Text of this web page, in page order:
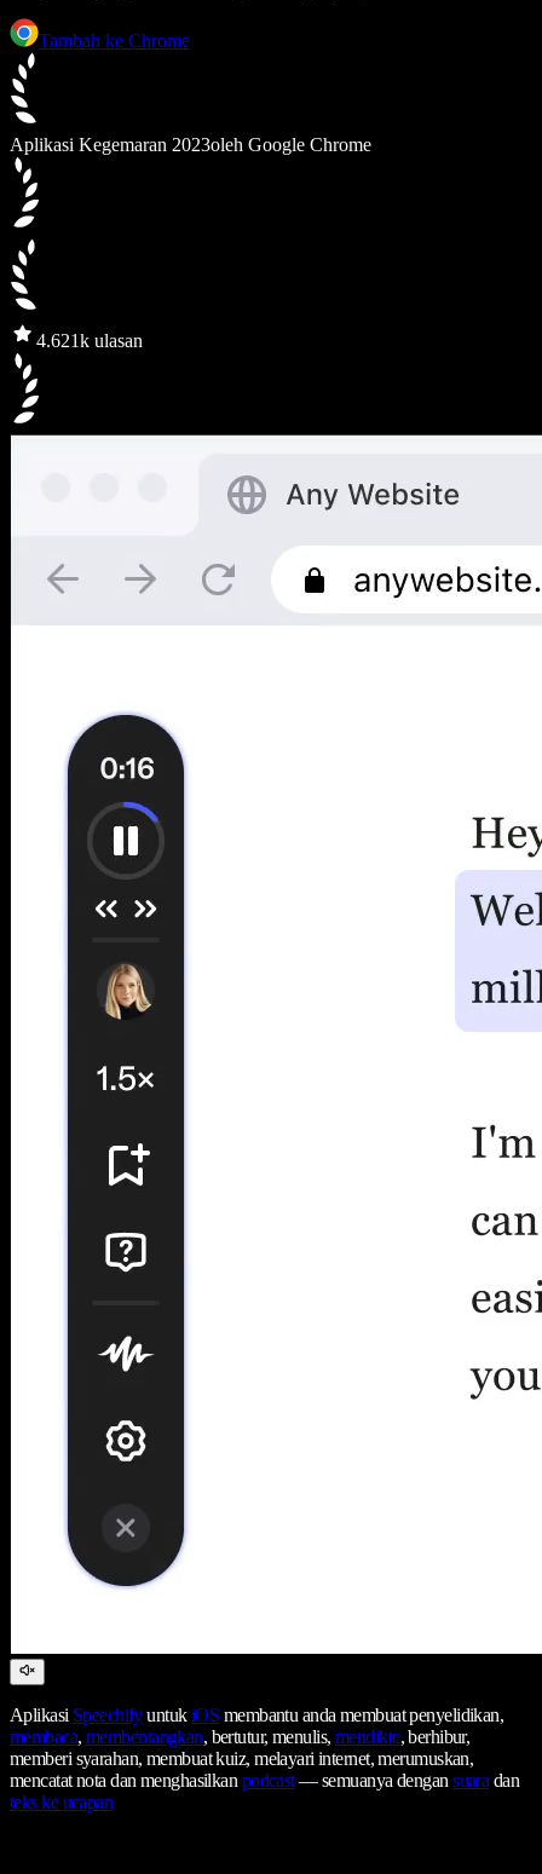
Tambah ke Chrome
Aplikasi Kegemaran 2023oleh Google Chrome
4.621k ulasan
Aplikasi SpeechifyuntukiOS membantu anda membuat penyelidikan,
membaca, membentangkan, bertutur, menulis, mendikte, berhibur,
memberi syarahan, membuat kuiz, melayari internet, merumuskan,
mencatat nota dan menghasilkanpodcast— semuanya dengansuaradan
teks ke ucapan